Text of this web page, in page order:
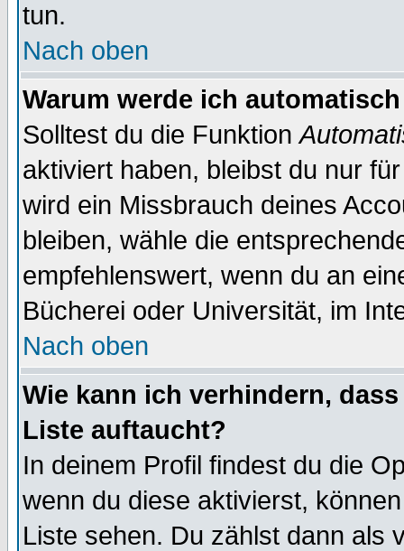
tun.
Nach oben
Warum werde ich
Solltest du die Funktion
aktiviert haben, bleibst du nur
wird ein Missbrauch deines
bleiben, wähle die
empfehlenswert, wenn du an
Bücherei oder Universität, im
Nach oben
Wie kann ich verhindern,
Liste auftaucht?
In deinem Profil findest du die
wenn du diese aktivierst,
Liste sehen. Du zählst dann als